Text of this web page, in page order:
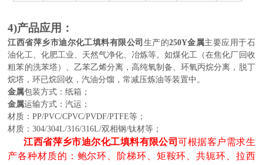
4)产品应用：
江西省萍乡市迪尔化工填料有限公司 生产的250Y金属主要应用于石
油化工、化肥工业、天然气净化、冶炼等。如煤化工（在焦化厂回收
粗苯的洗苯塔）、乙苯乙烯分离，高纯氧制备、环氧丙烷分离，脱丁
烷塔，环已烷回收，汽油分馏，常减压炼油等装置中。
金属包装方式：纸箱；
金属运输方式：汽运；
材质：PP/PVC/CPVC/PVDF/PTFE等；
材质：304/304L/316/316L/双相钢/钛材等；
江西省萍乡市迪尔化工填料有限公司可根据客户需求生
产各种材质的：鲍尔环、阶梯环、矩鞍环、共轭环、拉西